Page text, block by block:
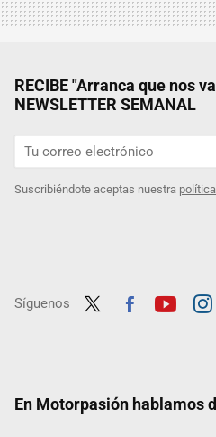
RECIBE "Arranca que nos
NEWSLETTER SEMANAL
Suscribiéndote aceptas nuestra
Síguenos
En Motorpasión hablamos